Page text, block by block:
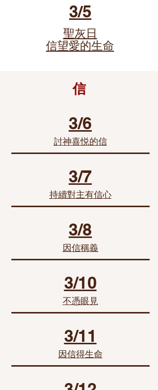
3/5
聖灰日
​信望愛的生命
信
3/6
討神喜悦的信
3/7
持續對主有信心
3/8
因信稱義
3/10
不憑眼見
3/11
因信得生命